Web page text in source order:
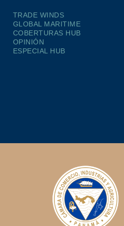
TRADE WINDS
GLOBAL MARITIME
COBERTURAS HUB
OPINIÓN
ESPECIAL HUB